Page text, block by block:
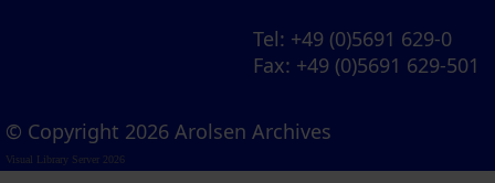
Tel: +49 (0)5691 629-0
Fax: +49 (0)5691 629-501
© Copyright 2026 Arolsen Archives
Visual Library Server 2026